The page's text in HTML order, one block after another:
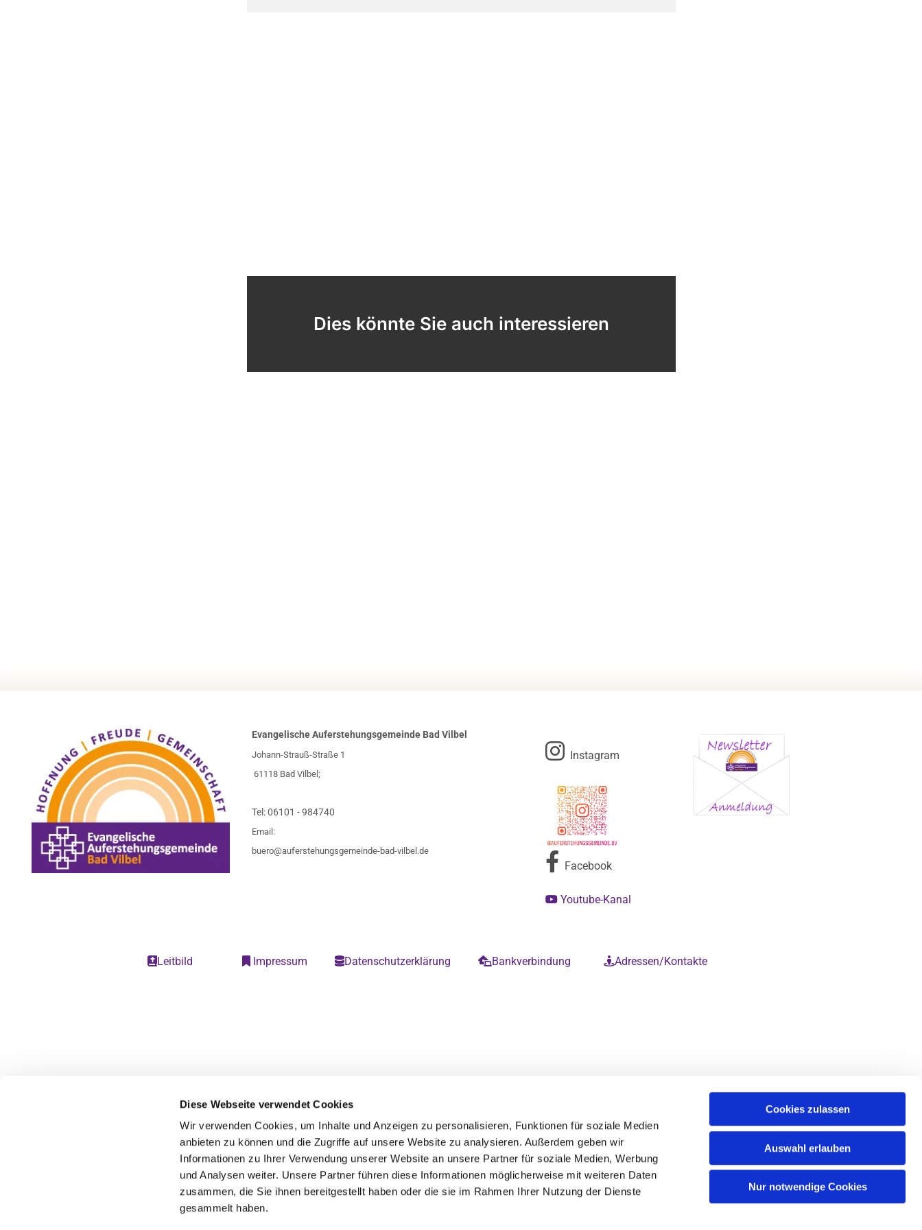
Diese Webseite verwendet Cookies
Wir verwenden Cookies, um Inhalte und Anzeigen zu personalisieren, Funktionen für soziale Medien
anbieten zu können und die Zugriffe auf unsere Website zu analysieren. Außerdem geben wir
Informationen zu Ihrer Verwendung unserer Website an unsere Partner für soziale Medien, Werbung
und Analysen weiter. Unsere Partner führen diese Informationen möglicherweise mit weiteren Daten
zusammen, die Sie ihnen bereitgestellt haben oder die sie im Rahmen Ihrer Nutzung der Dienste
gesammelt haben.
Cookies zulassen
Auswahl erlauben
Nur notwendige Cookies
Dies könnte Sie auch interessieren
Evangelische Auferstehungsgemeinde Bad Vilbel
Johann-Strauß-Straße 1
61118 Bad Vilbel;
Tel:06101 - 984740
Email:
buero@auferstehungsgemeinde-bad-vilbel.de
 Instagram
 Facebook
Youtube-Kanal
Leitbild  Impressum Datenschutzerklärung Bankverbindung Adressen/Kontakte